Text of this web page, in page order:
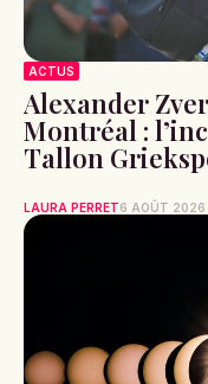
ACTUS
Alexander
Montréal :
Tallon
LAURA PERRET6 AOÛT 2026